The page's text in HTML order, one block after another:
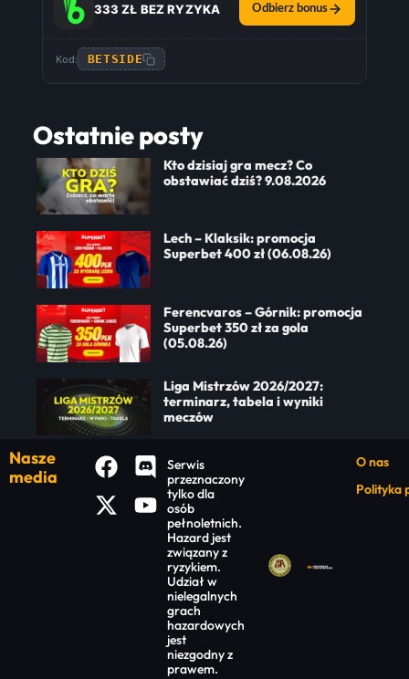
333 ZŁ BEZ RYZYKA Odbierz bonus
Kod: BETSIDE
Ostatnie posty
Kto dzisiaj gra mecz? Co
obstawiać dziś? 9.08.2026
Lech – Klaksik: promocja
Superbet 400 zł (06.08.26)
Ferencvaros – Górnik: promocja
Superbet 350 zł za gola
(05.08.26)
Liga Mistrzów 2026/2027:
terminarz, tabela i wyniki
meczów
Nasze
media
Serwis
przeznaczony
tylko dla
osób
pełnoletnich.
Hazard jest
związany z
ryzykiem.
Udział w
nielegalnych
grach
hazardowych
jest
niezgodny z
prawem.
O nas
Polityka